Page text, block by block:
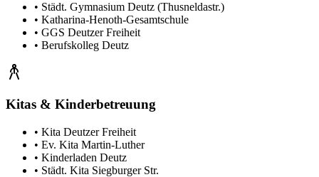
• Städt. Gymnasium Deutz (Thusneldastr.)
• Katharina-Henoth-Gesamtschule
• GGS Deutzer Freiheit
• Berufskolleg Deutz
Kitas & Kinderbetreuung
• Kita Deutzer Freiheit
• Ev. Kita Martin-Luther
• Kinderladen Deutz
• Städt. Kita Siegburger Str.